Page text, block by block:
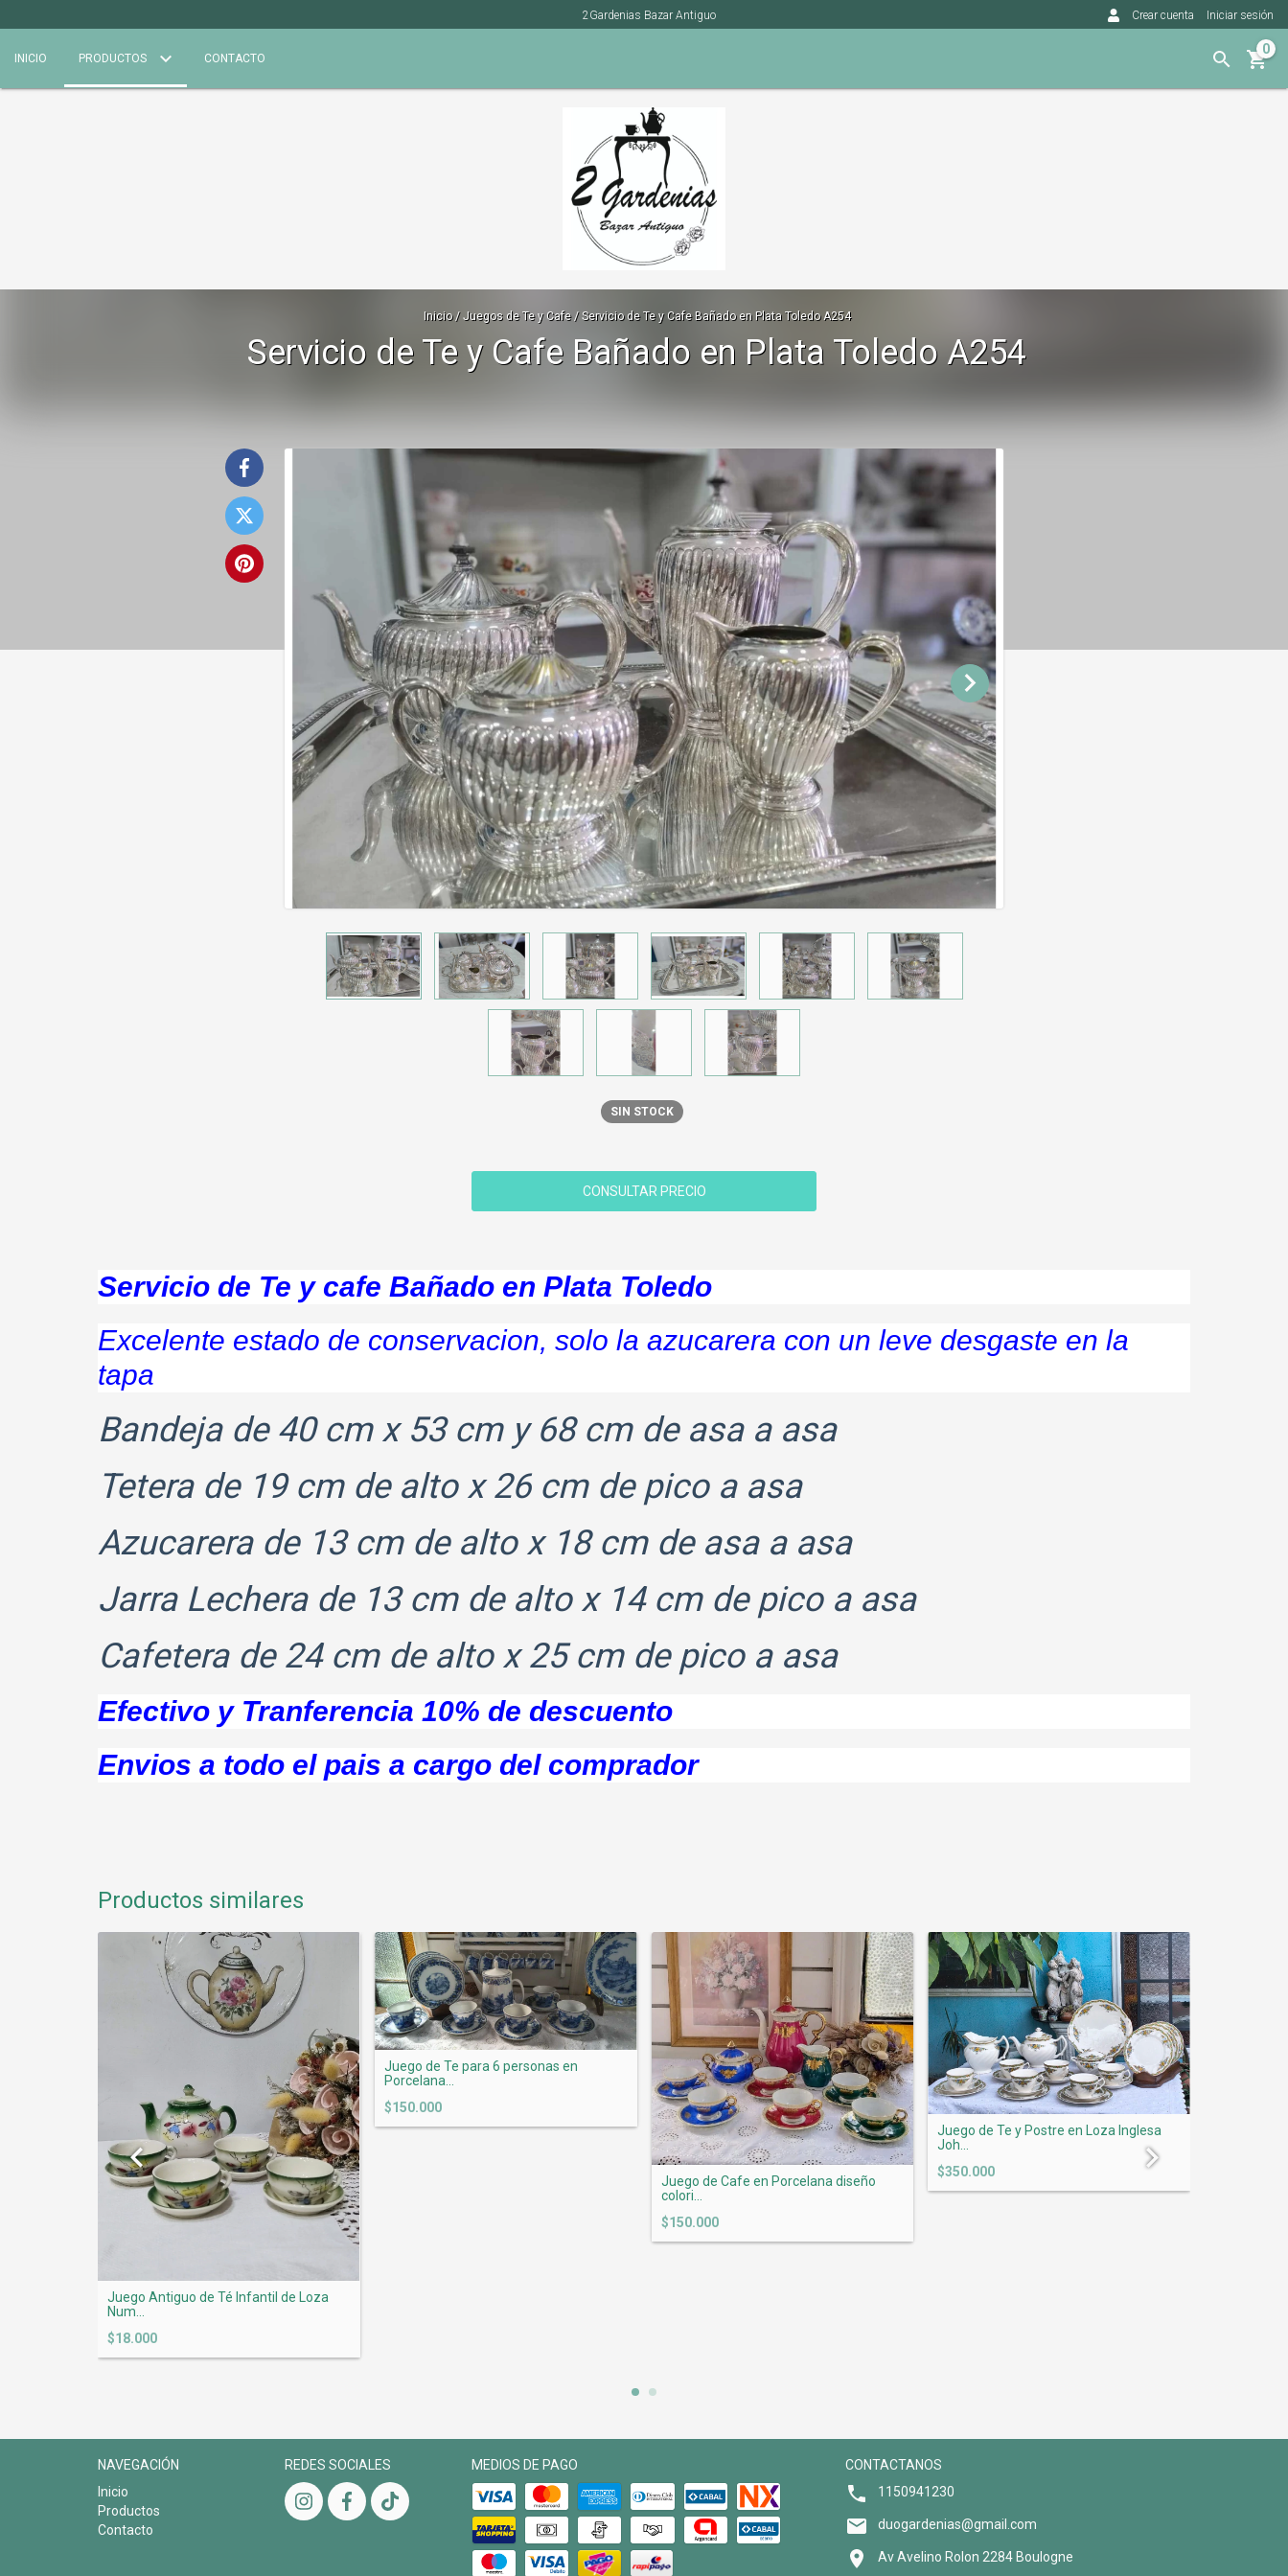
2Gardenias Bazar Antiguo Crear cuenta Iniciar sesión
INICIO PRODUCTOS CONTACTO
0
Inicio / Juegos de Te y Cafe / Servicio de Te y Cafe Bañado en Plata Toledo A254
Servicio de Te y Cafe Bañado en Plata Toledo A254
SIN STOCK
Servicio de Te y cafe Bañado en Plata Toledo
Excelente estado de conservacion, solo la azucarera con un leve desgaste en la
tapa
Bandeja de 40 cm x 53 cm y 68 cm de asa a asa
Tetera de 19 cm de alto x 26 cm de pico a asa
Azucarera de 13 cm de alto x 18 cm de asa a asa
Jarra Lechera de 13 cm de alto x 14 cm de pico a asa
Cafetera de 24 cm de alto x 25 cm de pico a asa
Efectivo y Tranferencia 10% de descuento
Envios a todo el pais a cargo del comprador
Productos similares
Juego Antiguo de Té Infantil de Loza
Num...
$18.000
Juego de Te para 6 personas en
Porcelana...
$150.000
Juego de Cafe en Porcelana diseño
colori...
$150.000
Juego de Te y Postre en Loza Inglesa
Joh...
$350.000
NAVEGACIÓN
Inicio
Productos
Contacto
REDES SOCIALES MEDIOS DE PAGO
CONTACTANOS
1150941230
duogardenias@gmail.com
Av Avelino Rolon 2284 Boulogne